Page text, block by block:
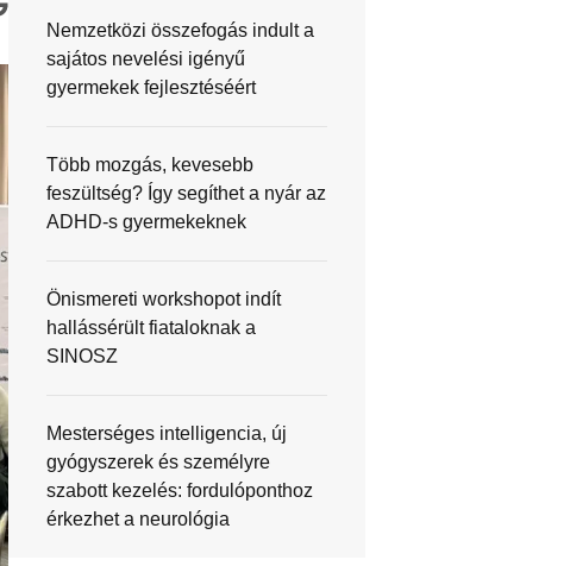
Nemzetközi összefogás indult a
sajátos nevelési igényű
gyermekek fejlesztéséért
Több mozgás, kevesebb
feszültség? Így segíthet a nyár az
ADHD-s gyermekeknek
Önismereti workshopot indít
hallássérült fiataloknak a
SINOSZ
Mesterséges intelligencia, új
gyógyszerek és személyre
szabott kezelés: fordulóponthoz
érkezhet a neurológia